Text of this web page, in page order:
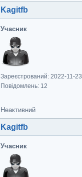
Kagitfb
Учасник
Зареєстрований: 2022-11-23
Повідомлень: 12
Неактивний
Kagitfb
Учасник